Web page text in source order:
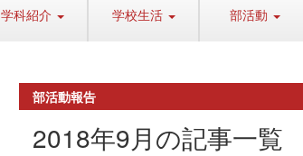
学科紹介 学校生活 部活動
部活動報告
2018年9月の記事一覧